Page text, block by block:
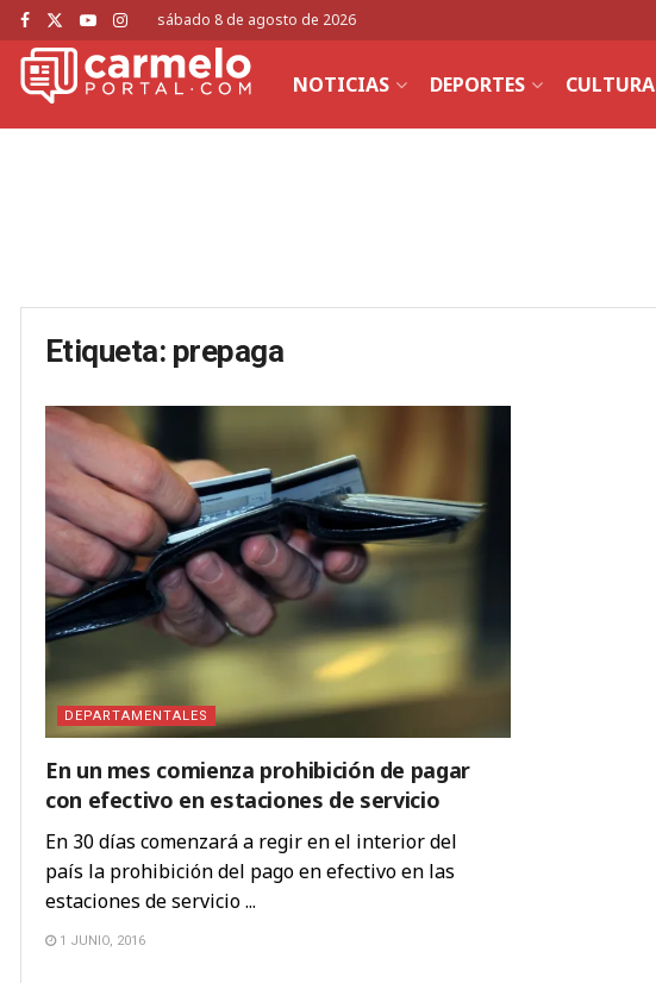
sábado 8 de agosto de 2026
NOTICIAS DEPORTES CULTURA
Etiqueta: prepaga
DEPARTAMENTALES
En un mes comienza prohibición de pagar
con efectivo en estaciones de servicio
En 30 días comenzará a regir en el interior del
país la prohibición del pago en efectivo en las
estaciones de servicio ...
1 JUNIO, 2016